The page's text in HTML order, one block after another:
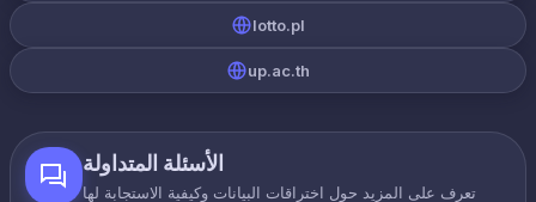
lotto.pl
up.ac.th
الأسئلة المتداولة
تعرف على المزيد حول اختراقات البيانات وكيفية الاستجابة لها